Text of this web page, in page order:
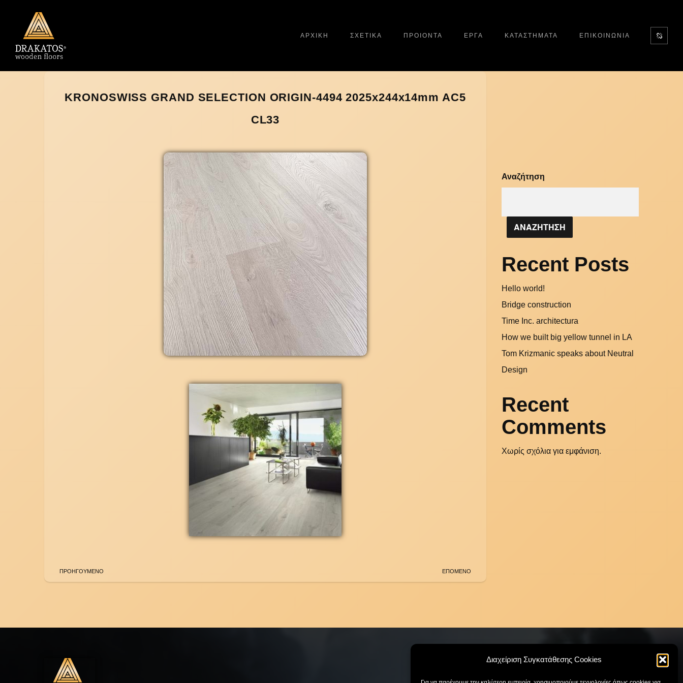
Διαχείριση Συγκατάθεσης Cookies
ΑΡΧΙΚΗ ΣΧΕΤΙΚΑ ΠΡΟΙΟΝΤΑ ΕΡΓΑ ΚΑΤΑΣΤΗΜΑΤΑ ΕΠΙΚΟΙΝΩΝΙΑ
KRONOSWISS GRAND SELECTION ORIGIN-4494 2025x244x14mm AC5
CL33
ΠΡΟΗΓΟΥΜΕΝΟ ΕΠΟΜΕΝΟ
Αναζήτηση
ΑΝΑΖΗΤΗΣΗ
Recent Posts
Hello world!
Bridge construction
Time Inc. architectura
How we built big yellow tunnel in LA
Tom Krizmanic speaks about Neutral
Design
Recent
Comments
Χωρίς σχόλια για εμφάνιση.